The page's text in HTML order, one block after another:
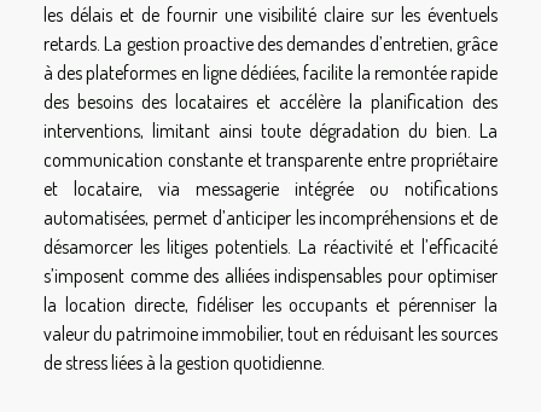
les délais et de fournir une visibilité claire sur les éventuels
retards. La gestion proactive des demandes d’entretien, grâce
à des plateformes en ligne dédiées, facilite la remontée rapide
des besoins des locataires et accélère la planification des
interventions, limitant ainsi toute dégradation du bien. La
communication constante et transparente entre propriétaire
et locataire, via messagerie intégrée ou notifications
automatisées, permet d’anticiper les incompréhensions et de
désamorcer les litiges potentiels. La réactivité et l’efficacité
s’imposent comme des alliées indispensables pour optimiser
la location directe, fidéliser les occupants et pérenniser la
valeur du patrimoine immobilier, tout en réduisant les sources
de stress liées à la gestion quotidienne.